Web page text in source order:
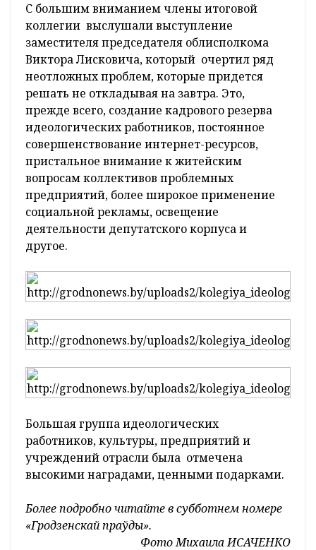
С большим вниманием члены итоговой
коллегии выслушали выступление
заместителя председателя облисполкома
Виктора Лисковича, который очертил ряд
неотложных проблем, которые придется
решать не откладывая на завтра. Это,
прежде всего, создание кадрового резерва
идеологических работников, постоянное
совершенствование интернет-ресурсов,
пристальное внимание к житейским
вопросам коллективов проблемных
предприятий, более широкое применение
социальной рекламы, освещение
деятельности депутатского корпуса и
другое.
Большая группа идеологических
работников, культуры, предприятий и
учреждений отрасли была отмечена
высокими наградами, ценными подарками.
Более подробно читайте в субботнем номере
«Гродзенскай праўды».
Фото Михаила ИСАЧЕНКО